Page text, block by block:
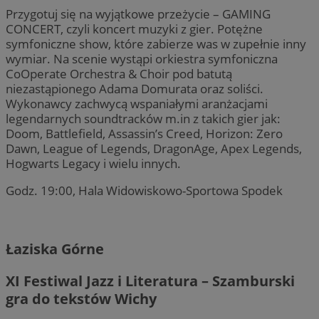
Przygotuj się na wyjątkowe przeżycie – GAMING
CONCERT, czyli koncert muzyki z gier. Potężne
symfoniczne show, które zabierze was w zupełnie inny
wymiar. Na scenie wystąpi orkiestra symfoniczna
CoOperate Orchestra & Choir pod batutą
niezastąpionego Adama Domurata oraz soliści.
Wykonawcy zachwycą wspaniałymi aranżacjami
legendarnych soundtracków m.in z takich gier jak:
Doom, Battlefield, Assassin’s Creed, Horizon: Zero
Dawn, League of Legends, DragonAge, Apex Legends,
Hogwarts Legacy i wielu innych.
Godz. 19:00, Hala Widowiskowo-Sportowa Spodek
Łaziska Górne
XI Festiwal Jazz i Literatura – Szamburski
gra do tekstów Wichy